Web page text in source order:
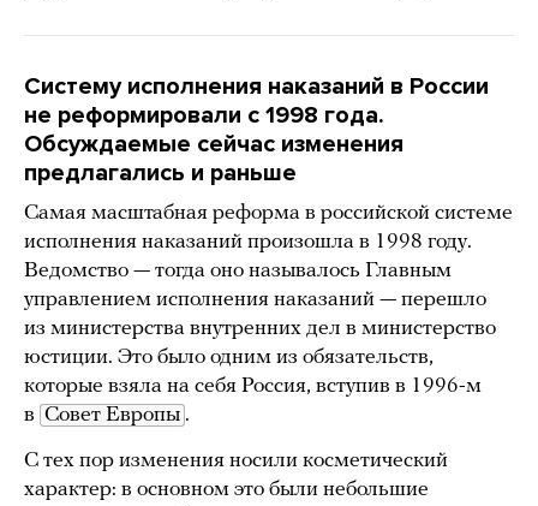
Систему исполнения наказаний в России
не реформировали с 1998 года.
Обсуждаемые сейчас изменения
предлагались и раньше
Самая масштабная реформа в российской системе
исполнения наказаний произошла в 1998 году.
Ведомство — тогда оно называлось Главным
управлением исполнения наказаний — перешло
из министерства внутренних дел в министерство
юстиции. Это было одним из обязательств,
которые взяла на себя Россия, вступив в 1996-м
в Совет Европы .
С тех пор изменения носили косметический
характер: в основном это были небольшие